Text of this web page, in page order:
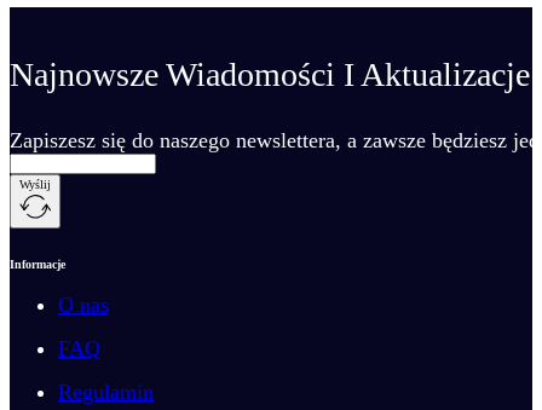
Najnowsze Wiadomości I Aktualizacje
Zapiszesz się do naszego newslettera, a zawsze będziesz
Wyślij
Informacje
O nas
FAQ
Regulamin